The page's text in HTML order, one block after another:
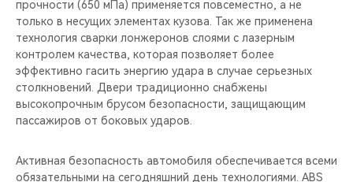
прочности (650 мПа) применяется повсеместно, а не
только в несущих элементах кузова. Так же применена
технология сварки лонжеронов слоями с лазерным
контролем качества, которая позволяет более
эффективно гасить энергию удара в случае серьезных
столкновений. Двери традиционно снабжены
высокопрочным брусом безопасности, защищающим
пассажиров от боковых ударов.
Активная безопасность автомобиля обеспечивается всеми
обязательными на сегодняшний день технологиями. ABS